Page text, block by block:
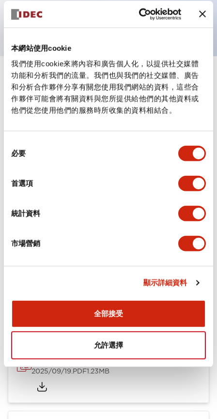
本網站使用cookie
我們使用cookie來將內容和廣告個人化，以提供社交媒體
功能和分析我們的流量。我們也與我們的社交媒體、廣告
和分析合作夥伴分享有關您使用我們網站的資料，這些合
作夥伴可能會將有關資料與您所提供給他們的其他資料或
他們從您使用他們的服務時所收集的資料相結合。
必要
首選項
統計資料
市場營銷
顯示詳細資料
全部接受
允許選擇
附鎖選擇開關採用高安全性的彈子鎖結構
防護結構為IP65（IEC60529）
規格 顯示全部
審美規範
環境規範
功能規格
Flush Silhouette LW系列 控制元件 (英文版)
2025/09/19.PDF1.23MB